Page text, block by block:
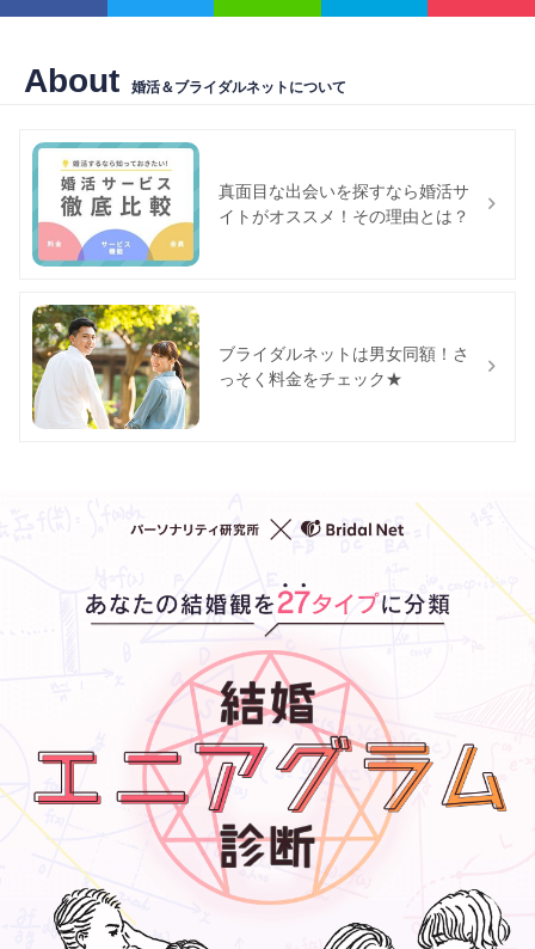
About 婚活＆ブライダルネットについて
真面目な出会いを探すなら婚活サ
イトがオススメ！その理由とは？
ブライダルネットは男女同額！さ
っそく料金をチェック★